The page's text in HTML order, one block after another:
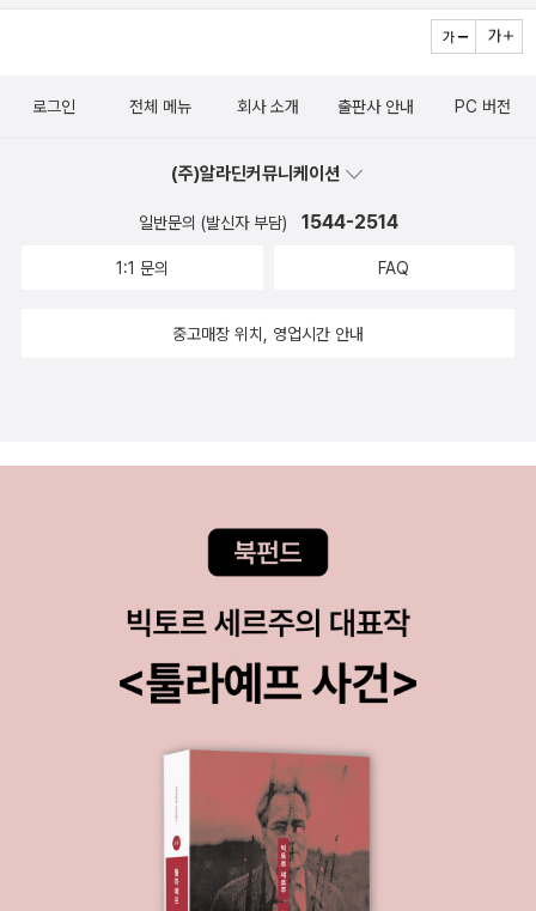
게 갑자기 생각났다. 이런.... 동화를 읽고 교육서적과 줄 긋는 이런 분
쌀을 찌푸리지 말자고 다짐을 해 둔다.『종이 집에 종이 엄마가』는 사
이 될 때까지 겪지 못했다. 이 이야기는 쿨하면서도 따스하다. 미솔이
행이다. 쓰다 보니 일곱 편에 대한 감상을 다 말해 버렸다. 작가의 의
도와 다르거나 다른 이들의 느낌과 다를 수 있다고 생각한다. 그게 당
맙기도 하다. 위기철 님은 <이야기가 노는 법>이라는 책에서 동화작
살아있는 이야기가 작가의 이야기 주머니 속에서 꿈틀거릴 때, 또 맛
이 나을거라고 생각하거나 더러운 침대에서 뒹굴어도 마음 편한 쪽을
걸 아이는 커서 알게 될 것이다. 나도 그러했으니까
의 입을 통해 풀어놓았다. 하지만, 전해 듣고 읽는 이야기는 (소설 속
에서도 여러 겹으로 건너 건너 오는데) 생기를 잃고 빛도 바랬다. 여
어서 잘 들리지 않는다. 주인공 연옥이는 신통이를 기다리고 기다리
않았다. 그나마 생생한 것은 이신이 경험한 과거시험장 묘사로 (역시
고3 엄마는 어쩔 수가 없음) 그 역시 한 입 두 입 건너 들려주는 것이
망국의 밑그림이 익숙하다. 지도층들의 부정부패와 백성들의 어려움
다
로그인 전체 메뉴 회사 소개 출판사 안내 PC 버전
(주)알라딘커뮤니케이션
일반문의 (발신자 부담) 1544-2514
1:1 문의 FAQ
중고매장 위치, 영업시간 안내